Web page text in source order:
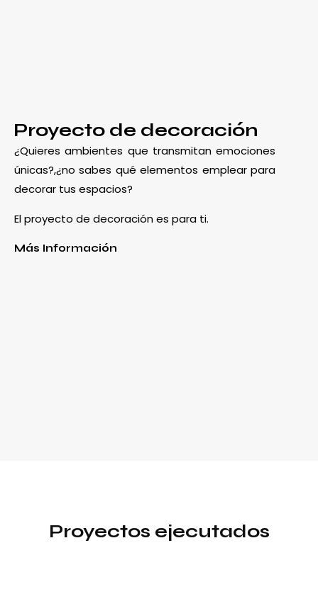
Proyecto de decoración
¿Quieres ambientes que transmitan emociones
únicas?,¿no sabes qué elementos emplear para
decorar tus espacios?
El proyecto de decoración es para ti.
Más Información
Proyectos ejecutados